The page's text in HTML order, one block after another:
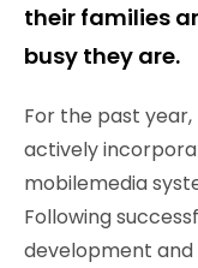
their families
busy they are.
For the past
actively
mobilemedia
Following
development and